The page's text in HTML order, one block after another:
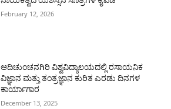
February 12, 2026
ಆದಿಚುಂಚನಗಿರಿ ವಿಶ್ವವಿದ್ಯಾಲಯದಲ್ಲಿ ರಸಾಯನಿಕ
ವಿಜ್ಞಾನ ಮತ್ತು ತಂತ್ರಜ್ಞಾನ ಕುರಿತ ಎರಡು ದಿನಗಳ
ಕಾರ್ಯಾಗಾರ
December 13, 2025